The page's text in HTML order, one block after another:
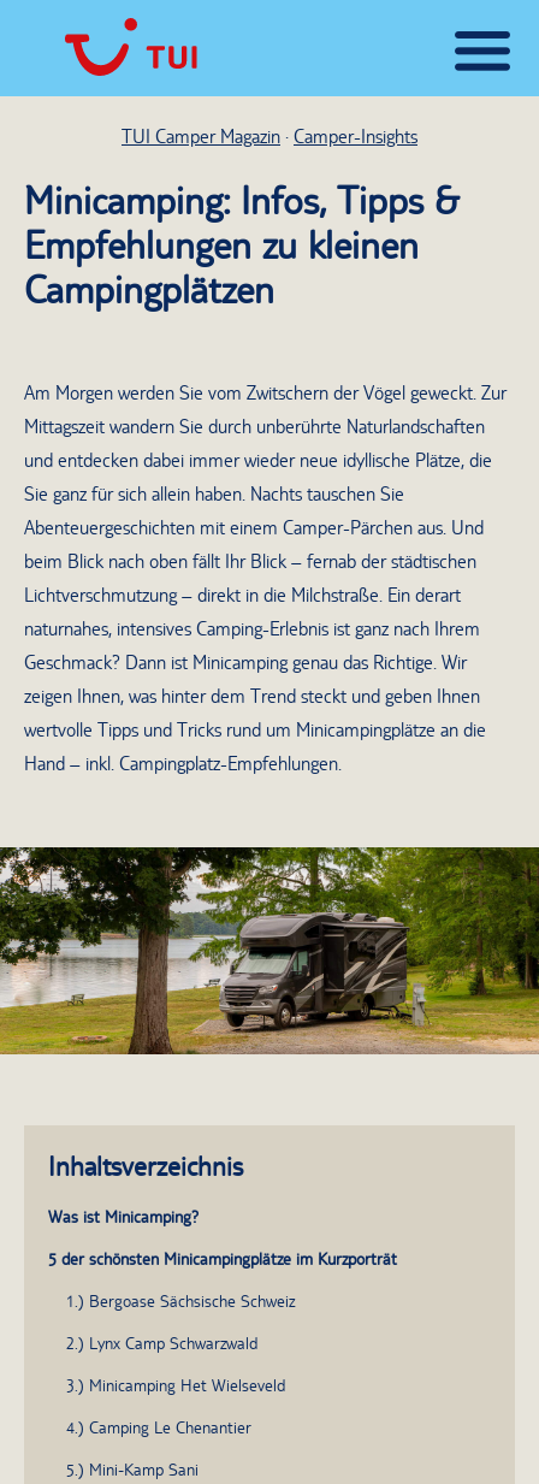
TUI Camper Magazin Camper-Insights
Minicamping: Infos, Tipps &
Empfehlungen zu kleinen
Campingplätzen
Am Morgen werden Sie vom Zwitschern der Vögel geweckt. Zur
Mittagszeit wandern Sie durch unberührte Naturlandschaften
und entdecken dabei immer wieder neue idyllische Plätze, die
Sie ganz für sich allein haben. Nachts tauschen Sie
Abenteuergeschichten mit einem Camper-Pärchen aus. Und
beim Blick nach oben fällt Ihr Blick – fernab der städtischen
Lichtverschmutzung – direkt in die Milchstraße. Ein derart
naturnahes, intensives Camping-Erlebnis ist ganz nach Ihrem
Geschmack? Dann ist Minicamping genau das Richtige. Wir
zeigen Ihnen, was hinter dem Trend steckt und geben Ihnen
wertvolle Tipps und Tricks rund um Minicampingplätze an die
Hand – inkl. Campingplatz-Empfehlungen.
Inhaltsverzeichnis
Was ist Minicamping?
5 der schönsten Minicampingplätze im Kurzporträt
1.) Bergoase Sächsische Schweiz
2.) Lynx Camp Schwarzwald
3.) Minicamping Het Wielseveld
4.) Camping Le Chenantier
5.) Mini-Kamp Sani